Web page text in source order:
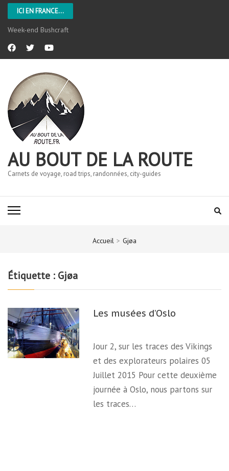
ICI EN FRANCE...
Week-end Bushcraft
AU BOUT DE LA ROUTE
Carnets de voyage, road trips, randonnées, city-guides
Accueil > Gjøa
Étiquette : Gjøa
Les musées d’Oslo
Jour 2, sur les traces des Vikings
et des explorateurs polaires 05
Juillet 2015 Pour cette deuxième
journée à Oslo, nous partons sur
les traces…